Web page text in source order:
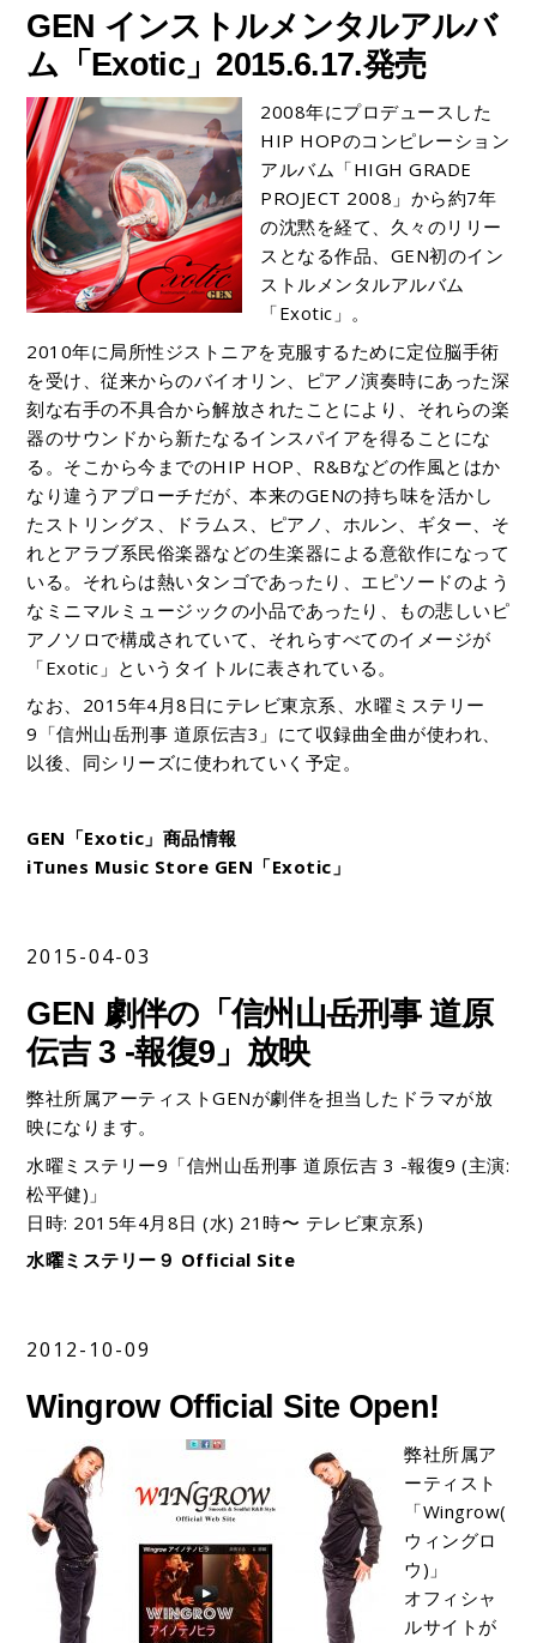
GEN インストルメンタルアルバ
ム「Exotic」2015.6.17.発売
2008年にプロデュースした
HIP HOPのコンピレーション
アルバム「HIGH GRADE
PROJECT 2008」から約7年
の沈黙を経て、久々のリリー
スとなる作品、GEN初のイン
ストルメンタルアルバム
「Exotic」。
2010年に局所性ジストニアを克服するために定位脳手術
を受け、従来からのバイオリン、ピアノ演奏時にあった深
刻な右手の不具合から解放されたことにより、それらの楽
器のサウンドから新たなるインスパイアを得ることにな
る。そこから今までのHIP HOP、R&Bなどの作風とはか
なり違うアプローチだが、本来のGENの持ち味を活かし
たストリングス、ドラムス、ピアノ、ホルン、ギター、そ
れとアラブ系民俗楽器などの生楽器による意欲作になって
いる。それらは熱いタンゴであったり、エピソードのよう
なミニマルミュージックの小品であったり、もの悲しいピ
アノソロで構成されていて、それらすべてのイメージが
「Exotic」というタイトルに表されている。
なお、2015年4月8日にテレビ東京系、水曜ミステリー
9「信州山岳刑事 道原伝吉3」にて収録曲全曲が使われ、
以後、同シリーズに使われていく予定。
GEN「Exotic」商品情報
iTunes Music Store GEN「Exotic」
2015-04-03
GEN 劇伴の「信州山岳刑事 道原
伝吉 3 -報復9」放映
弊社所属アーティストGENが劇伴を担当したドラマが放
映になります。
水曜ミステリー9「信州山岳刑事 道原伝吉 3 -報復9 (主演:
松平健)」
日時: 2015年4月8日 (水) 21時〜 テレビ東京系)
水曜ミステリー９ Official Site
2012-10-09
Wingrow Official Site Open!
弊社所属ア
ーティスト
「Wingrow(
ウィングロ
ウ)」
オフィシャ
ルサイトが